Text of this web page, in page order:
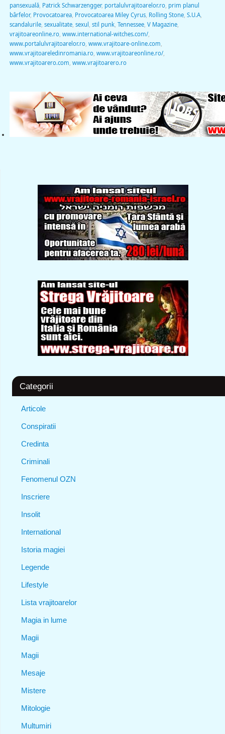
pansexuală, Patrick Schwarzengger, portalulvrajitoarelor.ro, prim planul
bârfelor, Provocatoarea, Provocatoarea Miley Cyrus, Rolling Stone, S.U.A,
scandalurile, sexualitate, sexul stil punk, Tennessee, V Magazine,
vrajitoareonline.ro, www.international-witches.com/,
www.portalulvrajitoarelor.ro, www.vrajitoare-online.com
www.vrajitoareledinromania.ro, www.vrajitoareonline.ro/,
www.vrajitoarero.com www.vrajitoarero.ro
Categorii
Articole
Conspiratii
Credinta
Criminali
Fenomenul OZN
Inscriere
Insolit
International
Istoria magiei
Legende
Lifestyle
Lista vrajitoarelor
Magia in lume
Magii
Magii
Mesaje
Mistere
Mitologie
Multumiri